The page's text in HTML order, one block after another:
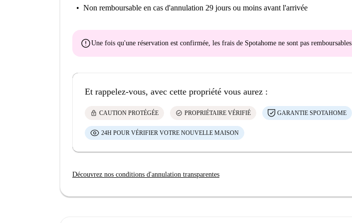
Non remboursable en cas d'annulation 29 jours ou moins avant l'arrivée
errorUne fois qu'une réservation est confirmée, les frais de Spotahome ne sont pas remboursables
Et rappelez-vous, avec cette propriété vous aurez :
lock CAUTION PROTÉGÉE check_circle PROPRIÉTAIRE VÉRIFIÉ GARANTIE SPOTAHOME
24H POUR VÉRIFIER VOTRE NOUVELLE MAISON
Découvrez nos conditions d'annulation transparentes